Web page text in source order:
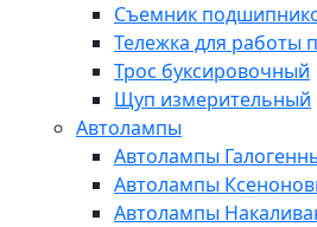
Съемник
Тележка для работы
Трос буксировочный
Щуп измерительный
Автолампы
Автолампы
Автолампы
Автолампы